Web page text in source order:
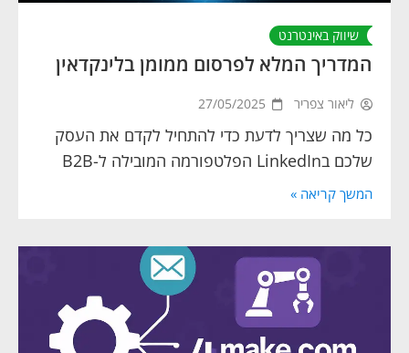
שיווק באינטרנט
המדריך המלא לפרסום ממומן בלינקדאין
ליאור צפריר 27/05/2025
כל מה שצריך לדעת כדי להתחיל לקדם את העסק
שלכם בLinkedIn הפלטפורמה המובילה ל-B2B
המשך קריאה »